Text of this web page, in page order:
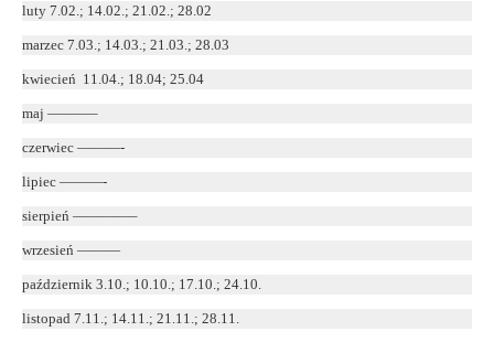
luty 7.02.; 14.02.; 21.02.; 28.02
marzec 7.03.; 14.03.; 21.03.; 28.03
kwiecień 11.04.; 18.04; 25.04
maj ———–
czerwiec ———-
lipiec ———-
sierpień ————–
wrzesień ———
październik 3.10.; 10.10.; 17.10.; 24.10.
listopad 7.11.; 14.11.; 21.11.; 28.11.